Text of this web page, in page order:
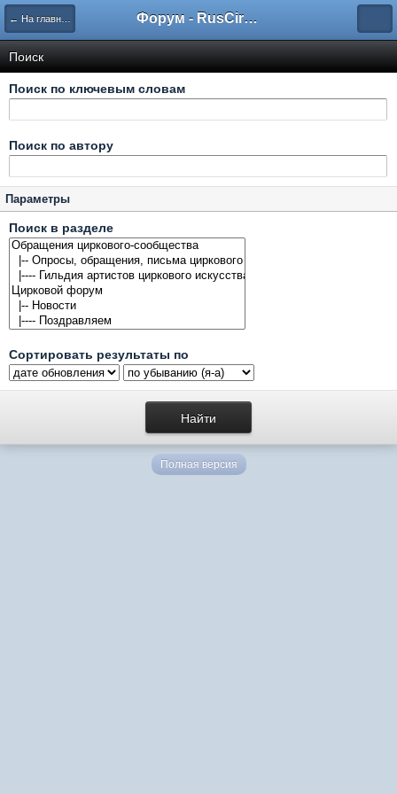
← На главную Форум - RusCircus.ru
Поиск
Поиск по ключевым словам
Поиск по автору
Параметры
Поиск в разделе
Сортировать результаты по
Полная версия